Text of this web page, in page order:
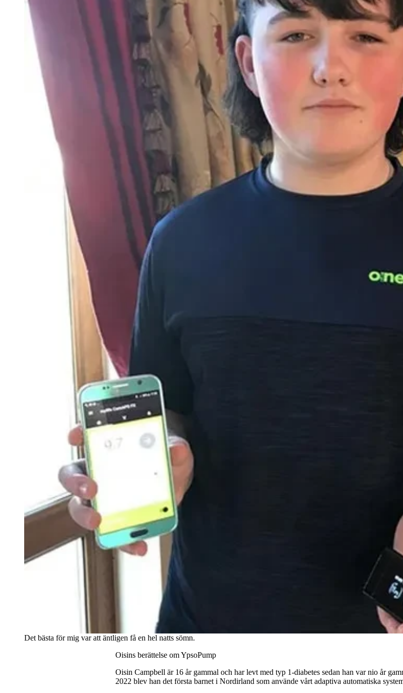
Det bästa för mig var att äntligen få en hel natts sömn.
Oisins berättelse om YpsoPump
Oisin Campbell är 16 år gammal och har levt med typ 1-diabetes sedan han var nio år
2022 blev han det första barnet i Nordirland som använde vårt adaptiva automatiska